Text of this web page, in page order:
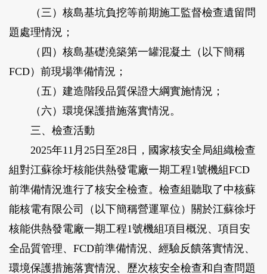
（三）核島基坑負挖等前期施工監督檢查遺留問
題處理情況；
（四）核島基礎澆築第一罐混凝土（以下簡稱
FCD）前現場準備情況；
（五）建造階段品質保證大綱實施情況；
（六）環境保護措施落實情況。
三、檢查活動
2025年11月25日至28日，國家核安全局組織檢查
組對江蘇徐圩核能供熱發電廠一期工程1號機組FCD
前準備情況進行了核安全檢查。檢查組聽取了中核蘇
能核電有限公司（以下簡稱營運單位）關於江蘇徐圩
核能供熱發電廠一期工程1號機組項目概況、項目安
全品質管理、FCD前準備情況、經驗反饋落實情況、
環境保護措施落實情況、歷次核安全檢查和自查問題